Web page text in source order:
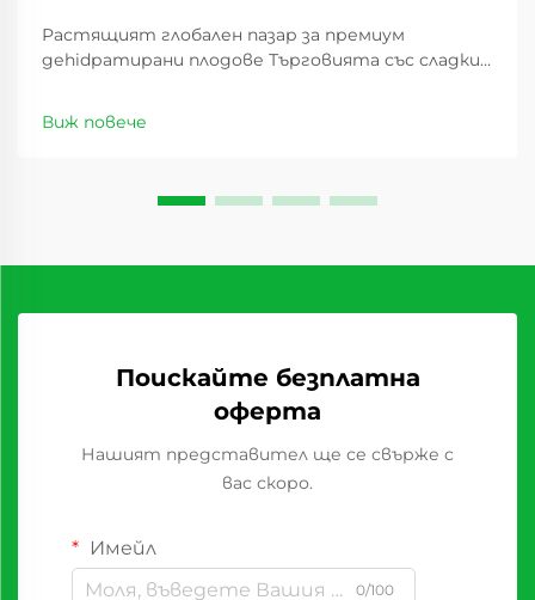
Растящият глобален пазар за премиум
деhidратирани плодове Търговията със сладки
последното десетилетие, като предлага
изгодни възможности за дистрибутори по
Виж повече
Поискайте безплатна
оферта
Нашият представител ще се свърже с
вас скоро.
Имейл
0/100